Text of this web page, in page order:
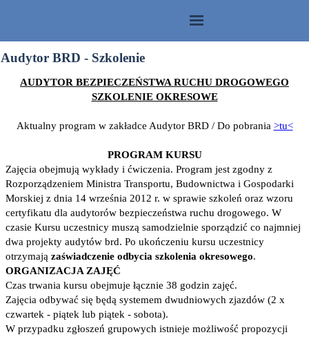
Audytor BRD - Szkolenie
AUDYTOR BEZPIECZEŃSTWA RUCHU DROGOWEGO
SZKOLENIE OKRESOWE
Aktualny program w zakładce Audytor BRD / Do pobrania >tu<
PROGRAM KURSU
Zajęcia obejmują wykłady i ćwiczenia. Program jest zgodny z
Rozporządzeniem Ministra Transportu, Budownictwa i Gospodarki
Morskiej z dnia 14 września 2012 r. w sprawie szkoleń oraz wzoru
certyfikatu dla audytorów bezpieczeństwa ruchu drogowego. W
czasie Kursu uczestnicy muszą samodzielnie sporządzić co najmniej
dwa projekty audytów brd. Po ukończeniu kursu uczestnicy
otrzymają zaświadczenie odbycia szkolenia okresowego.
ORGANIZACJA ZAJĘĆ
Czas trwania kursu obejmuje łącznie 38 godzin zajęć.
Zajęcia odbywać się będą systemem dwudniowych zjazdów (2 x
czwartek - piątek lub piątek - sobota).
W przypadku zgłoszeń grupowych istnieje możliwość propozycji